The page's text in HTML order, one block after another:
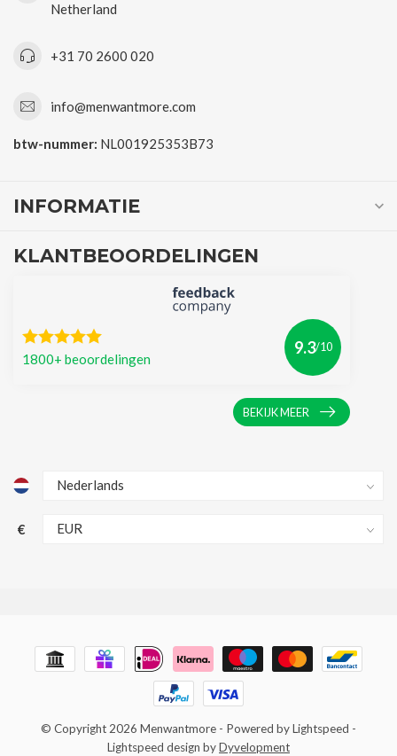
Netherland
+31 70 2600 020
info@menwantmore.com
btw-nummer: NL001925353B73
INFORMATIE
KLANTBEOORDELINGEN
1800+ beoordelingen
9.3/10
BEKIJK MEER
€
© Copyright 2026 Menwantmore - Powered byLightspeed -
Lightspeed design byDyvelopment